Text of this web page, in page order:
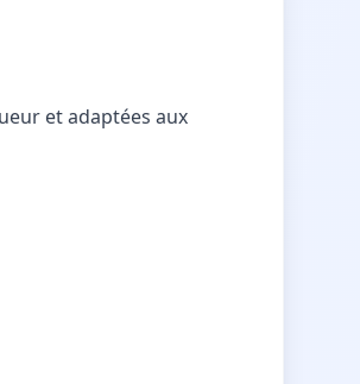
et adaptées aux